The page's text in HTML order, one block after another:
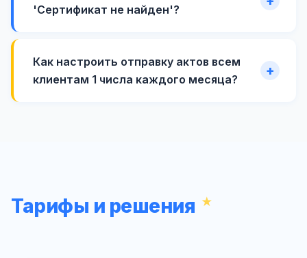
'Сертификат не найден'?
Как настроить отправку актов всем
клиентам 1 числа каждого месяца?
Тарифы и решения